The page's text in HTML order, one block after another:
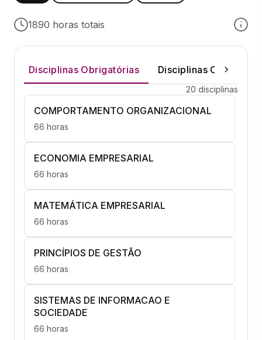
1890 horas totais
Disciplinas Obrigatórias Disciplinas Optativas
20 disciplinas
COMPORTAMENTO ORGANIZACIONAL
66 horas
ECONOMIA EMPRESARIAL
66 horas
MATEMÁTICA EMPRESARIAL
66 horas
PRINCÍPIOS DE GESTÃO
66 horas
SISTEMAS DE INFORMACAO E
SOCIEDADE
66 horas